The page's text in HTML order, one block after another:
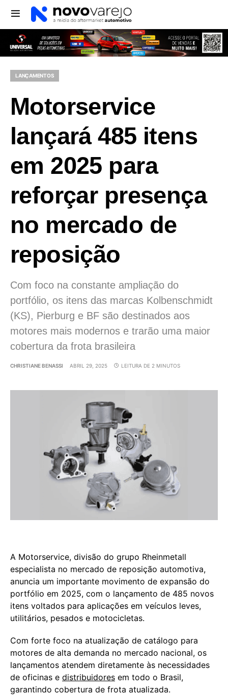
LANÇAMENTOS
Motorservice
lançará 485 itens
em 2025 para
reforçar presença
no mercado de
reposição
Com foco na constante ampliação do
portfólio, os itens das marcas Kolbenschmidt
(KS), Pierburg e BF são destinados aos
motores mais modernos e trarão uma maior
cobertura da frota brasileira
CHRISTIANE BENASSI ABRIL 29, 2025 LEITURA DE 2 MINUTOS
A Motorservice, divisão do grupo Rheinmetall
especialista no mercado de reposição automotiva,
anuncia um importante movimento de expansão do
portfólio em 2025, com o lançamento de 485 novos
itens voltados para aplicações em veículos leves,
utilitários, pesados e motocicletas.
Com forte foco na atualização de catálogo para
motores de alta demanda no mercado nacional, os
lançamentos atendem diretamente às necessidades
de oficinas e distribuidores em todo o Brasil,
garantindo cobertura de frota atualizada.